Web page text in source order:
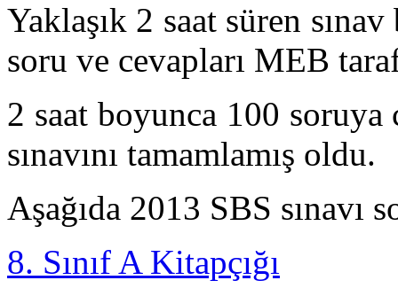
Yaklaşık 2 saat süren
soru ve cevapları MEB
2 saat boyunca 100
sınavını tamamlamış oldu.
Aşağıda 2013 SBS sınavı
8. Sınıf A Kitapçığı